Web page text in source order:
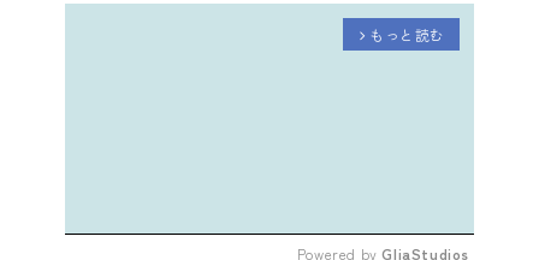
arrow_forward_ios もっと読む
Powered by GliaStudios